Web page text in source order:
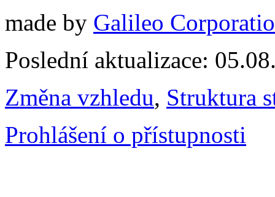
made by Galileo
Poslední aktualizace:
Změna vzhledu, Struktura
Prohlášení o přístupnosti